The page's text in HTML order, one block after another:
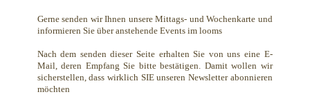
Gerne senden wir Ihnen unsere Mittags- und Wochenkarte und
informieren Sie über anstehende Events im looms
Nach dem senden dieser Seite erhalten Sie von uns eine E-
Mail, deren Empfang Sie bitte bestätigen. Damit wollen wir
sicherstellen, dass wirklich SIE unseren Newsletter abonnieren
möchten